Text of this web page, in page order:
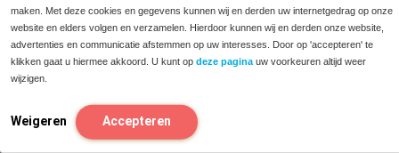
maken. Met deze cookies en gegevens kunnen wij en derden uw internetgedrag op onze
website en elders volgen en verzamelen. Hierdoor kunnen wij en derden onze website,
advertenties en communicatie afstemmen op uw interesses. Door op 'accepteren' te
klikken gaat u hiermee akkoord. U kunt op deze pagina uw voorkeuren altijd weer
wijzigen.
Weigeren Accepteren